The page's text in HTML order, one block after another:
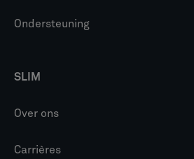
Ondersteuning
SLIM
Over ons
Carrières